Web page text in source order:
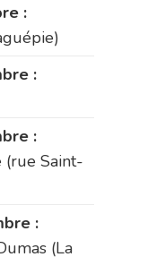
:
:
:
(rue Saint-
:
(La